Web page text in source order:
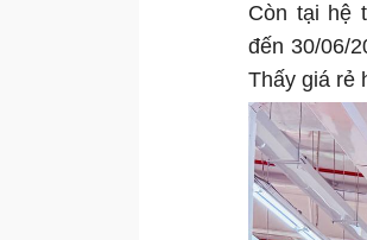
Còn tại hệ
đến 30/06/
Thấy giá rẻ